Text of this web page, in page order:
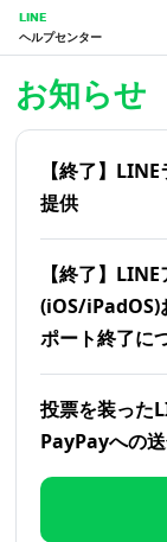
LINE
ヘルプセンター
お知らせ
【終了】
提供
【終了】
(iOS/
ポート終了に
投票を装った
PayPayへの